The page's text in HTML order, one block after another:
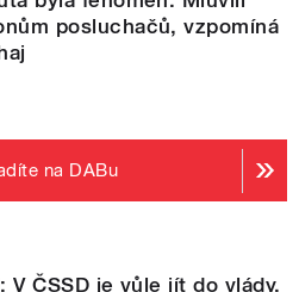
posluchačů, vzpomíná
na DABu
V ČSSD je vůle jít do vlády.